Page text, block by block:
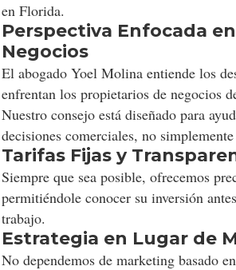
en Florida.
Perspectiva Enfocada
Negocios
El abogado Yoel Molina entiende los
enfrentan los propietarios de negocios
Nuestro consejo está diseñado para
decisiones comerciales, no
Tarifas Fijas y
Siempre que sea posible, ofrecemos
permitiéndole conocer su inversión
trabajo.
Estrategia en Lugar de
No dependemos de marketing basado